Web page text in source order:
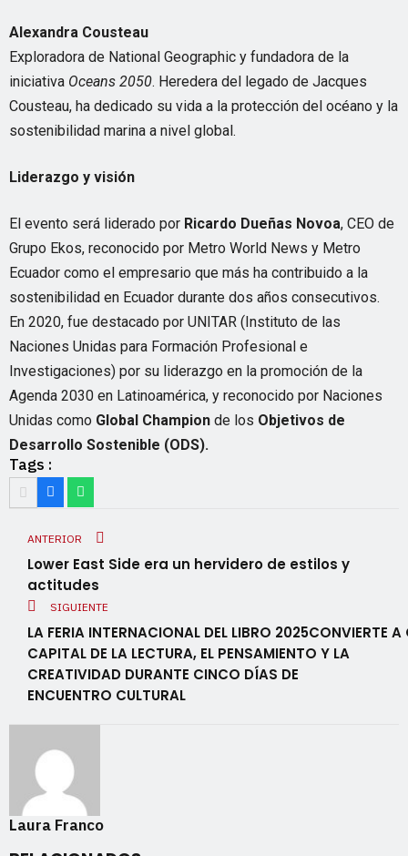
Alexandra Cousteau
Exploradora de National Geographic y fundadora de la
iniciativa Oceans 2050. Heredera del legado de Jacques
Cousteau, ha dedicado su vida a la protección del océano y la
sostenibilidad marina a nivel global.
Liderazgo y visión
El evento será liderado por Ricardo Dueñas Novoa, CEO de
Grupo Ekos, reconocido por Metro World News y Metro
Ecuador como el empresario que más ha contribuido a la
sostenibilidad en Ecuador durante dos años consecutivos.
En 2020, fue destacado por UNITAR (Instituto de las
Naciones Unidas para Formación Profesional e
Investigaciones) por su liderazgo en la promoción de la
Agenda 2030 en Latinoamérica, y reconocido por Naciones
Unidas como Global Champion de los Objetivos de
Desarrollo Sostenible (ODS).
Tags :
ANTERIOR
Lower East Side era un hervidero de estilos y
actitudes
SIGUIENTE
LA FERIA INTERNACIONAL DEL LIBRO 2025CONVIERTE A
CAPITAL DE LA LECTURA, EL PENSAMIENTO Y LA
CREATIVIDAD DURANTE CINCO DÍAS DE
ENCUENTRO CULTURAL
Laura Franco